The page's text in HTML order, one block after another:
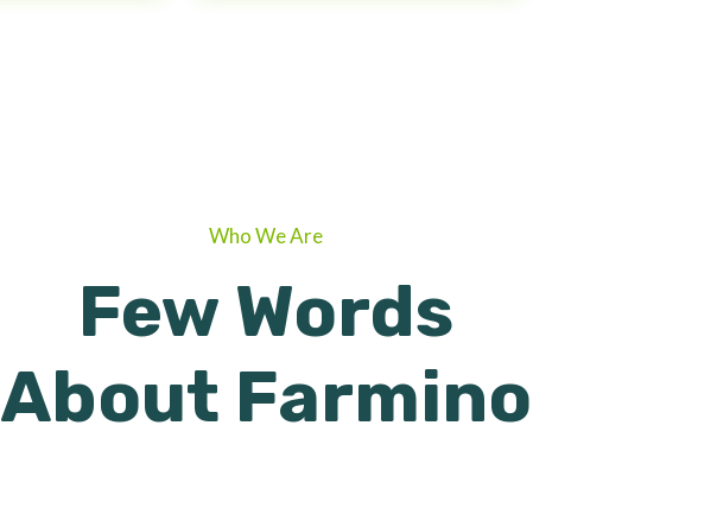
Who We Are
Few Words
About Farmino